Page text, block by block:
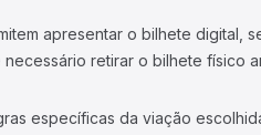
apresentar o bilhete digital,
retirar o bilhete físico
específicas da viação